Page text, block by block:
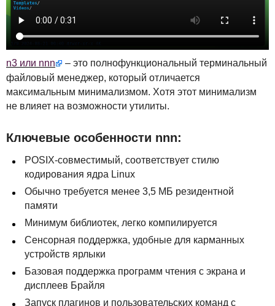
n3 или nnn
– это полнофункциональный терминальный
файловый менеджер, который отличается
максимальным минимализмом. Хотя этот минимализм
не влияет на возможности утилиты.
Ключевые особенности nnn:
POSIX-совместимый, соответствует стилю
кодирования ядра Linux
Обычно требуется менее 3,5 МБ резидентной
памяти
Минимум библиотек, легко компилируется
Сенсорная поддержка, удобные для карманных
устройств ярлыки
Базовая поддержка программ чтения с экрана и
дисплеев Брайля
Запуск плагинов и пользовательских команд с